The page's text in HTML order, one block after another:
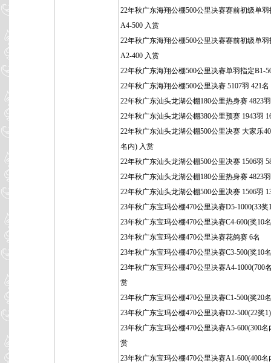
22年秋广东海翔公棚500公里决赛赛前初级单羽
A4-500 入赏
22年秋广东海翔公棚500公里决赛赛前初级单羽
A2-400 入赏
22年秋广东海翔公棚500公里决赛单羽指定B1-
22年秋广东海翔公棚500公里决赛 5107羽 421名
22年秋广东汕头龙湖公棚180公里热身赛 4823
22年秋广东汕头龙湖公棚380公里预赛 1943羽
22年秋广东汕头龙湖公棚500公里决赛 大家乐
名内) 入赏
22年秋广东汕头龙湖公棚500公里决赛 1506羽
22年秋广东汕头龙湖公棚180公里热身赛 4823
22年秋广东汕头龙湖公棚500公里决赛 1506羽
23年秋广东宝玛公棚470公里决赛D5-1000(33奖
23年秋广东宝玛公棚470公里决赛C4-600(奖10
23年秋广东宝玛公棚470公里决赛花鸽赛 6名
23年秋广东宝玛公棚470公里决赛C3-500(奖10
23年秋广东宝玛公棚470公里决赛A4-1000(700
赏
23年秋广东宝玛公棚470公里决赛C1-500(奖20
23年秋广东宝玛公棚470公里决赛D2-500(22奖
23年秋广东宝玛公棚470公里决赛A5-600(300名
赏
23年秋广东宝玛公棚470公里决赛A1-600(400名